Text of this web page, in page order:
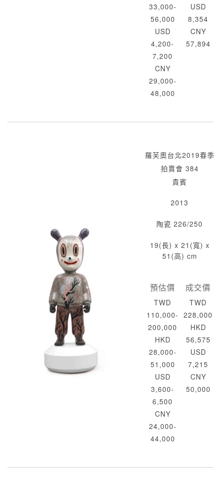
33,000-
56,000
USD
4,200-
7,200
CNY
29,000-
48,000
USD
8,354
CNY
57,894
羅芙奧台北2019春季
拍賣會 384
貴賓
2013
陶瓷 226/250
19(長) x 21(寬) x
51(高) cm
預估價
TWD
110,000-
200,000
HKD
28,000-
51,000
USD
3,600-
6,500
CNY
24,000-
44,000
成交價
TWD
228,000
HKD
56,575
USD
7,215
CNY
50,000